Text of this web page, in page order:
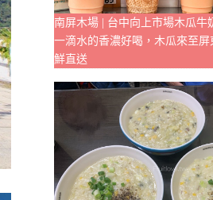
南屏木場 | 台中向上市場木瓜牛
一滴水的香濃好喝，木瓜來至
鮮直送